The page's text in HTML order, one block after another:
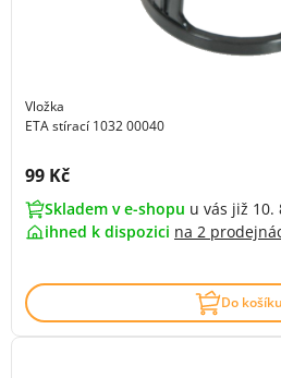
Vložka
ETA stírací 1032 00040
Cena s DPH:
99 Kč
Skladem v e-shopu u vás již 10.
ihned k dispozici na 2
Do košíku